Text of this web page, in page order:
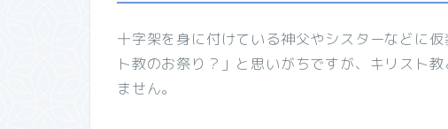
十字架を身に付けている神父やシスターなどに
ト教のお祭り？」と思いがちですが、キリスト
ません。